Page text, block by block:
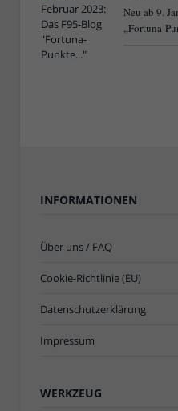
Neu ab 9.
„Fortuna-
INFORMATIONEN
Über uns / FAQ
Cookie-Richtlinie (EU)
Datenschutzerklärung
Impressum
WERKZEUG